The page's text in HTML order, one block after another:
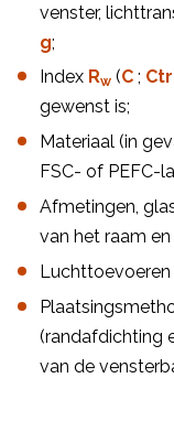
venster,
g;
Index Rw (C ; Ctr
gewenst is;
Materiaal (in
FSC- of PEFC-
Afmetingen,
van het raam
Luchttoevoeren
(randafdichting
van de